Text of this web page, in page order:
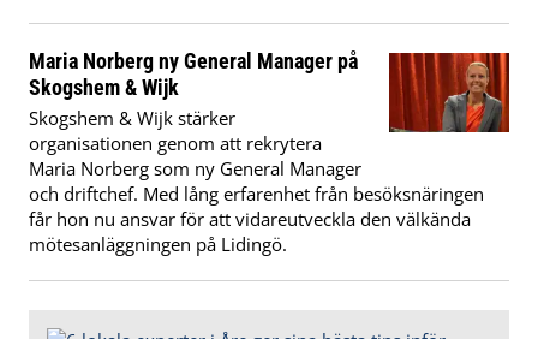
Maria Norberg ny General Manager på
Skogshem & Wijk
Skogshem & Wijk stärker
organisationen genom att rekrytera
Maria Norberg som ny General Manager
och driftchef. Med lång erfarenhet från besöksnäringen
får hon nu ansvar för att vidareutveckla den välkända
mötesanläggningen på Lidingö.